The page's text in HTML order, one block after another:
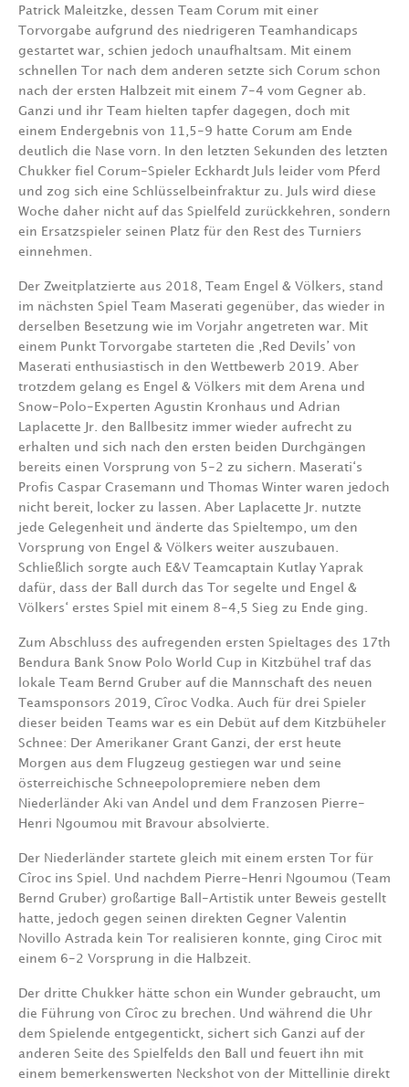
Patrick Maleitzke, dessen Team Corum mit einer
Torvorgabe aufgrund des niedrigeren Teamhandicaps
gestartet war, schien jedoch unaufhaltsam. Mit einem
schnellen Tor nach dem anderen setzte sich Corum schon
nach der ersten Halbzeit mit einem 7-4 vom Gegner ab.
Ganzi und ihr Team hielten tapfer dagegen, doch mit
einem Endergebnis von 11,5-9 hatte Corum am Ende
deutlich die Nase vorn. In den letzten Sekunden des letzten
Chukker fiel Corum-Spieler Eckhardt Juls leider vom Pferd
und zog sich eine Schlüsselbeinfraktur zu. Juls wird diese
Woche daher nicht auf das Spielfeld zurückkehren, sondern
ein Ersatzspieler seinen Platz für den Rest des Turniers
einnehmen.
Der Zweitplatzierte aus 2018, Team Engel & Völkers, stand
im nächsten Spiel Team Maserati gegenüber, das wieder in
derselben Besetzung wie im Vorjahr angetreten war. Mit
einem Punkt Torvorgabe starteten die ‚Red Devils’ von
Maserati enthusiastisch in den Wettbewerb 2019. Aber
trotzdem gelang es Engel & Völkers mit dem Arena und
Snow-Polo-Experten Agustin Kronhaus und Adrian
Laplacette Jr. den Ballbesitz immer wieder aufrecht zu
erhalten und sich nach den ersten beiden Durchgängen
bereits einen Vorsprung von 5-2 zu sichern. Maserati‘s
Profis Caspar Crasemann und Thomas Winter waren jedoch
nicht bereit, locker zu lassen. Aber Laplacette Jr. nutzte
jede Gelegenheit und änderte das Spieltempo, um den
Vorsprung von Engel & Völkers weiter auszubauen.
Schließlich sorgte auch E&V Teamcaptain Kutlay Yaprak
dafür, dass der Ball durch das Tor segelte und Engel &
Völkers‘ erstes Spiel mit einem 8-4,5 Sieg zu Ende ging.
Zum Abschluss des aufregenden ersten Spieltages des 17th
Bendura Bank Snow Polo World Cup in Kitzbühel traf das
lokale Team Bernd Gruber auf die Mannschaft des neuen
Teamsponsors 2019, Cîroc Vodka. Auch für drei Spieler
dieser beiden Teams war es ein Debüt auf dem Kitzbüheler
Schnee: Der Amerikaner Grant Ganzi, der erst heute
Morgen aus dem Flugzeug gestiegen war und seine
österreichische Schneepolopremiere neben dem
Niederländer Aki van Andel und dem Franzosen Pierre-
Henri Ngoumou mit Bravour absolvierte.
Der Niederländer startete gleich mit einem ersten Tor für
Cîroc ins Spiel. Und nachdem Pierre-Henri Ngoumou (Team
Bernd Gruber) großartige Ball-Artistik unter Beweis gestellt
hatte, jedoch gegen seinen direkten Gegner Valentin
Novillo Astrada kein Tor realisieren konnte, ging Ciroc mit
einem 6-2 Vorsprung in die Halbzeit.
Der dritte Chukker hätte schon ein Wunder gebraucht, um
die Führung von Cîroc zu brechen. Und während die Uhr
dem Spielende entgegentickt, sichert sich Ganzi auf der
anderen Seite des Spielfelds den Ball und feuert ihn mit
einem bemerkenswerten Neckshot von der Mittellinie direkt